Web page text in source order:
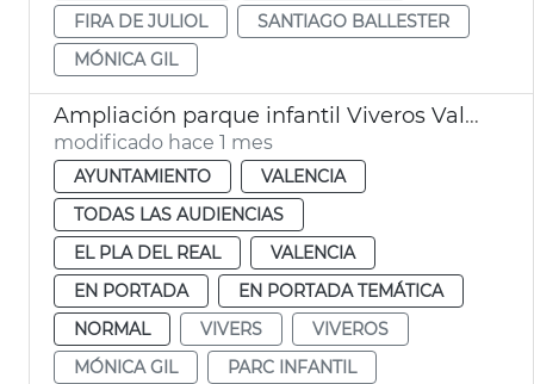
FIRA DE JULIOL
SANTIAGO BALLESTER
MÓNICA GIL
Ampliación parque infantil Viveros València
modificado hace 1 mes
AYUNTAMIENTO
VALENCIA
TODAS LAS AUDIENCIAS
EL PLA DEL REAL
VALENCIA
EN PORTADA
EN PORTADA TEMÁTICA
NORMAL
VIVERS
VIVEROS
MÓNICA GIL
PARC INFANTIL